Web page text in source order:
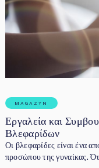
MAGAZYN
Εργαλεία και
Βλεφαρίδων
Οι βλεφαρίδες είναι ένα
προσώπου της γυναίκας.